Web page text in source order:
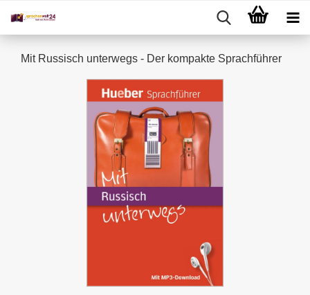
Mit Russisch unterwegs - Der kompakte Sprachführer